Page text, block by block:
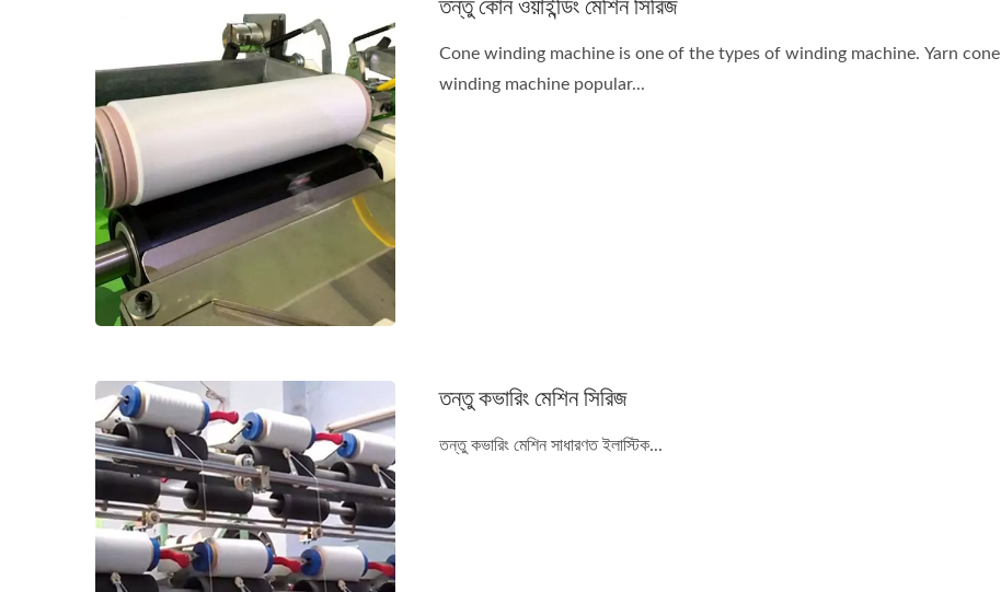
Cone winding machine is one of the types of winding machine. Yarn cone
winding machine popular...
তন্তু কভারিং মেশিন সিরিজ
তন্তু কভারিং মেশিন সাধারণত ইলাস্টিক...